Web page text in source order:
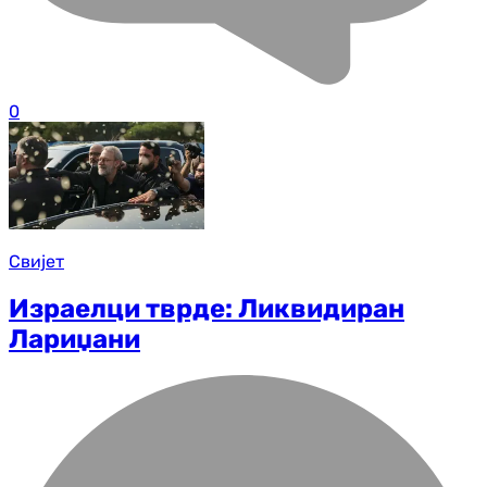
0
Свијет
Израелци тврде: Ликвидиран
Лариџани